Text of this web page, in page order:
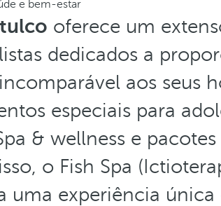
e bem-estar
oferece um
dedicados a
aos seus
especiais para
& wellness e
o Fish Spa
uma experiência